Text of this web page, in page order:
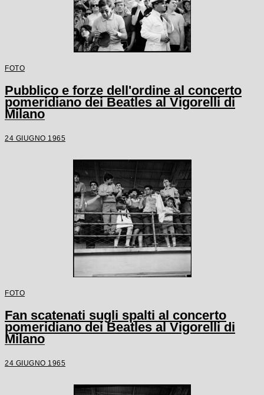
FOTO
Pubblico e forze dell'ordine al concerto
pomeridiano dei Beatles al Vigorelli di
Milano
24 GIUGNO 1965
FOTO
Fan scatenati sugli spalti al concerto
pomeridiano dei Beatles al Vigorelli di
Milano
24 GIUGNO 1965